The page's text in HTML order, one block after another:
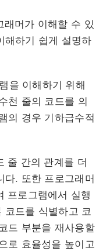
머가 이해할 수 있
해하기 쉽게 설명하
을 이해하기 위해
천 줄의 코드를 의
의 경우 기하급수적
줄 간의 관계를 더
다. 또한 프로그래머
프로그램에서 실행
코드를 식별하고 코
드 부분을 재사용할
로 효율성을 높이고